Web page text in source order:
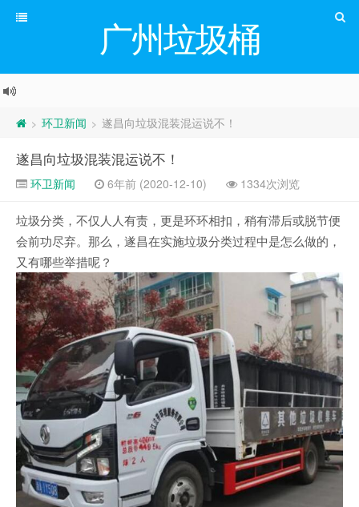
广州垃圾桶
> 环卫新闻 > 遂昌向垃圾混装混运说不！
遂昌向垃圾混装混运说不！
环卫新闻 6年前 (2020-12-10) 1334次浏览
垃圾分类，不仅人人有责，更是环环相扣，稍有滞后或脱节便
会前功尽弃。那么，遂昌在实施垃圾分类过程中是怎么做的，
又有哪些举措呢？